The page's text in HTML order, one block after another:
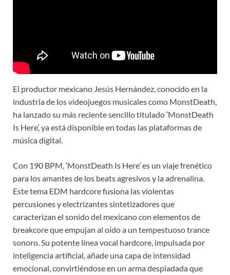
El productor mexicano Jesús Hernández, conocido en la
industria de los videojuegos musicales como MonstDeath,
ha lanzado su más reciente sencillo titulado ‘MonstDeath
Is Here’, ya está disponible en todas las plataformas de
música digital.
Con 190 BPM, ‘MonstDeath Is Here’ es un viaje frenético
para los amantes de los beats agresivos y la adrenalina.
Este tema EDM hardcore fusiona las violentas
percusiones y electrizantes sintetizadores que
caracterizan el sonido del mexicano con elementos de
breakcore que empujan al oído a un tempestuoso trance
sonoro. Su potente línea vocal hardcore, impulsada por
inteligencia artificial, añade una capa de intensidad
emocional, convirtiéndose en un arma despiadada que